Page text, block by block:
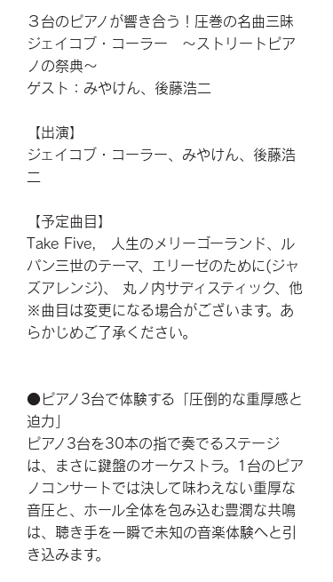
３台のピアノが響き合う！圧巻の名曲三昧
ジェイコブ・コーラー ～ストリートピア
ノの祭典～
ゲスト：みやけん、後藤浩二
【出演】
ジェイコブ・コーラー、みやけん、後藤浩
二
【予定曲目】
Take Five， 人生のメリーゴーランド、ル
パン三世のテーマ、エリーゼのために(ジャ
ズアレンジ)、 丸ノ内サディスティック、他
※曲目は変更になる場合がございます。あ
らかじめご了承ください。
●ピアノ3台で体験する「圧倒的な重厚感と
迫力」
ピアノ3台を30本の指で奏でるステージ
は、まさに鍵盤のオーケストラ。1台のピア
ノコンサートでは決して味わえない重厚な
音圧と、ホール全体を包み込む豊潤な共鳴
は、聴き手を一瞬で未知の音楽体験へと引
き込みます。